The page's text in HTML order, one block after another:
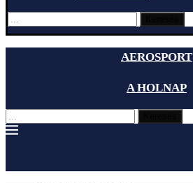
AEROSPORT
A HOLNAP